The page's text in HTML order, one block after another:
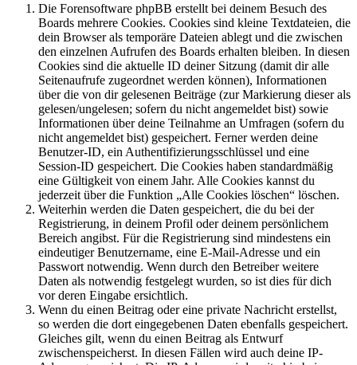
Die Forensoftware phpBB erstellt bei deinem Besuch des
Boards mehrere Cookies. Cookies sind kleine Textdateien, die
dein Browser als temporäre Dateien ablegt und die zwischen
den einzelnen Aufrufen des Boards erhalten bleiben. In diesen
Cookies sind die aktuelle ID deiner Sitzung (damit dir alle
Seitenaufrufe zugeordnet werden können), Informationen
über die von dir gelesenen Beiträge (zur Markierung dieser als
gelesen/ungelesen; sofern du nicht angemeldet bist) sowie
Informationen über deine Teilnahme an Umfragen (sofern du
nicht angemeldet bist) gespeichert. Ferner werden deine
Benutzer-ID, ein Authentifizierungsschlüssel und eine
Session-ID gespeichert. Die Cookies haben standardmäßig
eine Gültigkeit von einem Jahr. Alle Cookies kannst du
jederzeit über die Funktion „Alle Cookies löschen“ löschen.
Weiterhin werden die Daten gespeichert, die du bei der
Registrierung, in deinem Profil oder deinem persönlichem
Bereich angibst. Für die Registrierung sind mindestens ein
eindeutiger Benutzername, eine E-Mail-Adresse und ein
Passwort notwendig. Wenn durch den Betreiber weitere
Daten als notwendig festgelegt wurden, so ist dies für dich
vor deren Eingabe ersichtlich.
Wenn du einen Beitrag oder eine private Nachricht erstellst,
so werden die dort eingegebenen Daten ebenfalls gespeichert.
Gleiches gilt, wenn du einen Beitrag als Entwurf
zwischenspeicherst. In diesen Fällen wird auch deine IP-